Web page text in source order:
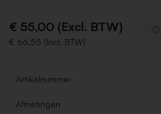
€ 55,00 (Excl. BTW)
€ 66,55 (Incl. BTW)
Artikelnummer
Afmetingen